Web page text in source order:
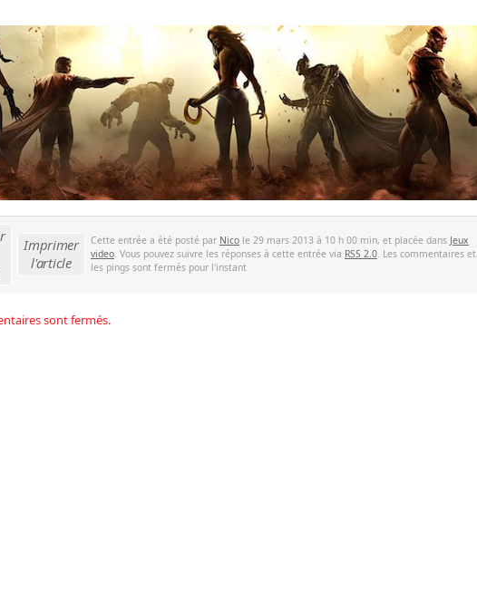
Imprimer
l'article
Cette entrée a été posté par Nico le 29 mars 2013 à 10 h 00 min, et placée dans Jeux
video. Vous pouvez suivre les réponses à cette entrée via RSS 2.0. Les commentaires et
les pings sont fermés pour l'instant
sont fermés.